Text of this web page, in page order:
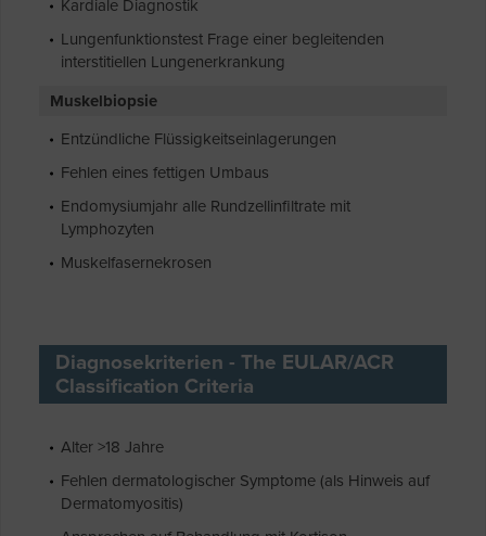
Kardiale Diagnostik
Lungenfunktionstest Frage einer begleitenden
interstitiellen Lungenerkrankung
Muskelbiopsie
Entzündliche Flüssigkeitseinlagerungen
Fehlen eines fettigen Umbaus
Endomysiumjahr alle Rundzellinfiltrate mit
Lymphozyten
Muskelfasernekrosen
Diagnosekriterien - The EULAR/ACR
Classification Criteria
Alter >18 Jahre
Fehlen dermatologischer Symptome (als Hinweis auf
Dermatomyositis)